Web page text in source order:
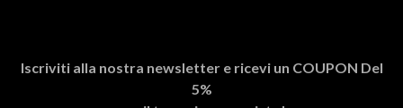
Iscriviti alla nostra newsletter e ricevi un COUPON Del
5%